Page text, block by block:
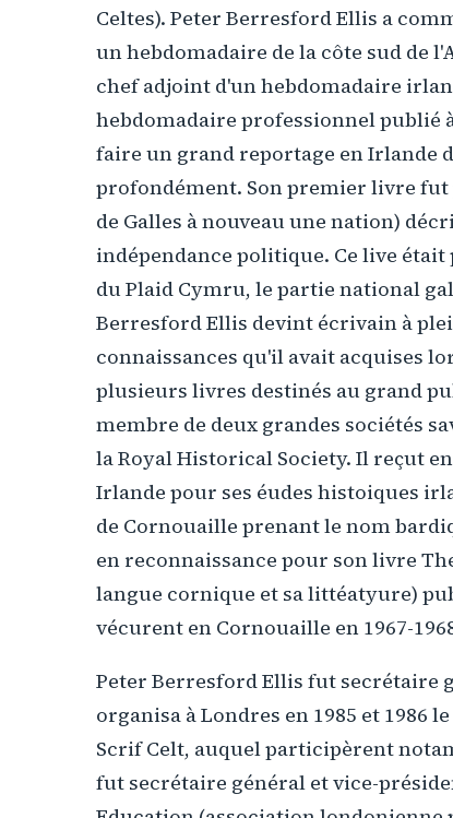
Celtes). Peter Berresford Ellis a
un hebdomadaire de la côte sud de
chef adjoint d'un hebdomadaire
hebdomadaire professionnel publié
faire un grand reportage en Irlande
profondément. Son premier livre fut
de Galles à nouveau une nation)
indépendance politique. Ce live
du Plaid Cymru, le partie national
Berresford Ellis devint écrivain à
connaissances qu'il avait acquises
plusieurs livres destinés au grand
membre de deux grandes sociétés
la Royal Historical Society. Il reçut
Irlande pour ses éudes histoiques
de Cornouaille prenant le nom
en reconnaissance pour son livre
langue cornique et sa littéatyure)
vécurent en Cornouaille en 1967-
Peter Berresford Ellis fut secrétaire
organisa à Londres en 1985 et 1986
Scrif Celt, auquel participèrent
fut secrétaire général et vice-